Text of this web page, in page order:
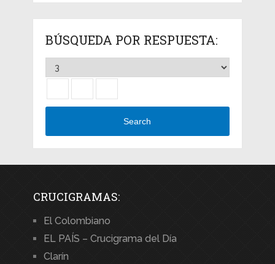
BÚSQUEDA POR RESPUESTA:
Search
CRUCIGRAMAS:
El Colombiano
EL PAÍS – Crucigrama del Día
Clarín